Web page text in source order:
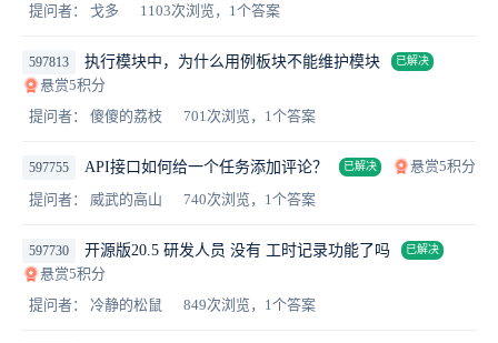
提问者： 戈多
1103次浏览，1个答案
597813 执行模块中，为什么用例板块不能维护模块 已解决
悬赏5积分
提问者： 傻傻的荔枝
701次浏览，1个答案
597755 API接口如何给一个任务添加评论？ 已解决
悬赏5积分
提问者： 威武的高山
740次浏览，1个答案
597730 开源版20.5 研发人员 没有 工时记录功能了吗 已解决
悬赏5积分
提问者： 冷静的松鼠
849次浏览，1个答案